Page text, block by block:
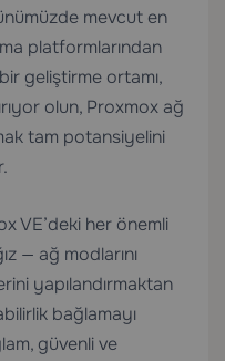
mevcut en
platformlarından
geliştirme ortamı,
olun, Proxmox ağ
tam potansiyelini
VE’deki her önemli
— ağ modlarını
yapılandırmaktan
bağlamayı
güvenli ve